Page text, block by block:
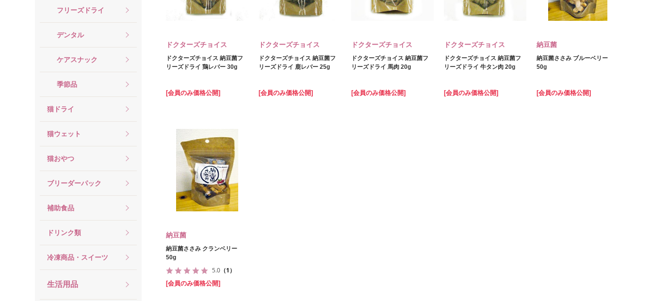
フリーズドライ
デンタル
ケアスナック
季節品
猫ドライ
猫ウェット
猫おやつ
ブリーダーパック
補助食品
ドリンク類
冷凍商品・スイーツ
生活用品
ドクターズチョイス
ドクターズチョイス 納豆菌フ
リーズドライ 鶏レバー 30g
[会員のみ価格公開]
ドクターズチョイス
ドクターズチョイス 納豆菌フ
リーズドライ 鹿レバー 25g
[会員のみ価格公開]
ドクターズチョイス
ドクターズチョイス 納豆菌フ
リーズドライ 馬肉 20g
[会員のみ価格公開]
ドクターズチョイス
ドクターズチョイス 納豆菌フ
リーズドライ 牛タン肉 20g
[会員のみ価格公開]
納豆菌
納豆菌ささみ ブルーベリー
50g
[会員のみ価格公開]
納豆菌
納豆菌ささみ クランベリー
50g
5.0 （1）
[会員のみ価格公開]